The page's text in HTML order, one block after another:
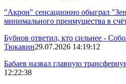
"Акрон" сенсационно обыграл
минимального преимущества в
Бубнов ответил, кто сильнее -
Тюкавин29.07.2026 14:19:12
Бабаев назвал главную
12:22:38